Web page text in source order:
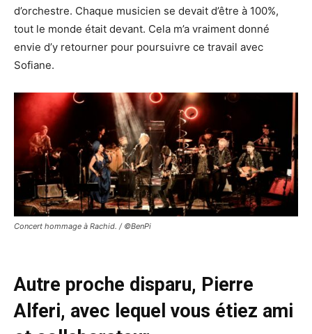
d’orchestre. Chaque musicien se devait d’être à 100%,
tout le monde était devant. Cela m’a vraiment donné
envie d’y retourner pour poursuivre ce travail avec
Sofiane.
Concert hommage à Rachid. / ©BenPi
Autre proche disparu, Pierre
Alferi, avec lequel vous étiez ami